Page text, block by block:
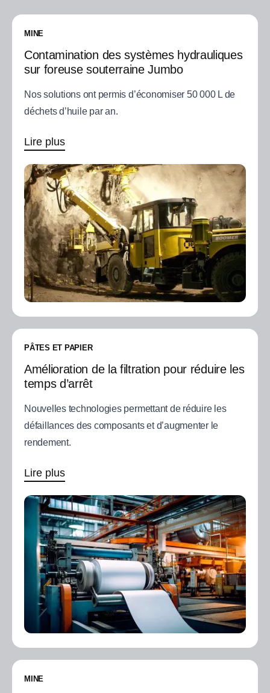
MINE
Contamination des systèmes hydrauliques
sur foreuse souterraine Jumbo
Nos solutions ont permis d’économiser 50 000 L de
déchets d’huile par an.
Lire plus
PÂTES ET PAPIER
Amélioration de la filtration pour réduire les
temps d’arrêt
Nouvelles technologies permettant de réduire les
défaillances des composants et d’augmenter le
rendement.
Lire plus
MINE